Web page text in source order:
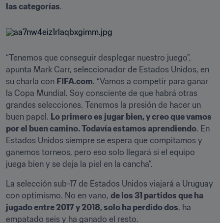
las categorías.
“Tenemos que conseguir desplegar nuestro juego”,
apunta Mark Carr, seleccionador de Estados Unidos, en
su charla con FIFA.com. “Vamos a competir para ganar
la Copa Mundial. Soy consciente de que habrá otras
grandes selecciones. Tenemos la presión de hacer un
buen papel. Lo primero es jugar bien, y creo que vamos
por el buen camino. Todavía estamos aprendiendo. En
Estados Unidos siempre se espera que compitamos y
ganemos torneos, pero eso solo llegará si el equipo
juega bien y se deja la piel en la cancha”.
La selección sub-17 de Estados Unidos viajará a Uruguay
con optimismo. No en vano, de los 31 partidos que ha
jugado entre 2017 y 2018, solo ha perdido dos, ha
empatado seis y ha ganado el resto.